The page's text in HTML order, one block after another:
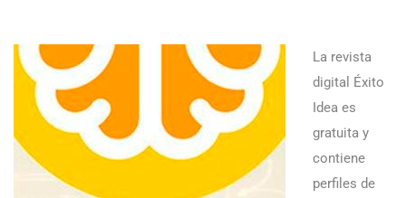
La revista
digital Éxito
Idea es
gratuita y
contiene
perfiles de